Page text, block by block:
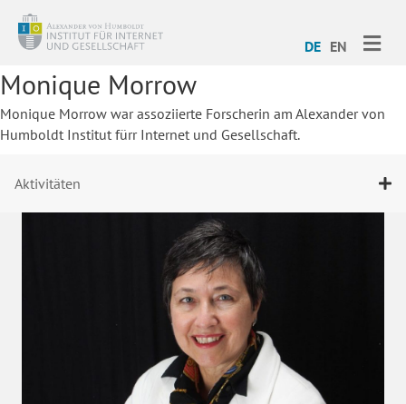
DE EN
Monique Morrow
Monique Morrow war assoziierte Forscherin am Alexander von
Humboldt Institut fürr Internet und Gesellschaft.
Aktivitäten